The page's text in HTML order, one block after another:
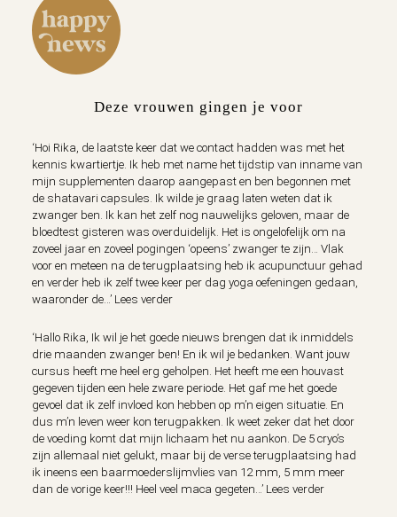
Deze vrouwen gingen je voor
‘Hoi Rika, de laatste keer dat we contact hadden was met het
kennis kwartiertje. Ik heb met name het tijdstip van inname van
mijn supplementen daarop aangepast en ben begonnen met
de shatavari capsules. Ik wilde je graag laten weten dat ik
zwanger ben. Ik kan het zelf nog nauwelijks geloven, maar de
bloedtest gisteren was overduidelijk. Het is ongelofelijk om na
zoveel jaar en zoveel pogingen ‘opeens’ zwanger te zijn… Vlak
voor en meteen na de terugplaatsing heb ik acupunctuur gehad
en verder heb ik zelf twee keer per dag yoga oefeningen gedaan,
waaronder de…’ Lees verder
‘Hallo Rika, Ik wil je het goede nieuws brengen dat ik inmiddels
drie maanden zwanger ben! En ik wil je bedanken. Want jouw
cursus heeft me heel erg geholpen. Het heeft me een houvast
gegeven tijden een hele zware periode. Het gaf me het goede
gevoel dat ik zelf invloed kon hebben op m’n eigen situatie. En
dus m’n leven weer kon terugpakken. Ik weet zeker dat het door
de voeding komt dat mijn lichaam het nu aankon. De 5 cryo’s
zijn allemaal niet gelukt, maar bij de verse terugplaatsing had
ik ineens een baarmoederslijmvlies van 12 mm, 5 mm meer
dan de vorige keer!!! Heel veel maca gegeten…’ Lees verder